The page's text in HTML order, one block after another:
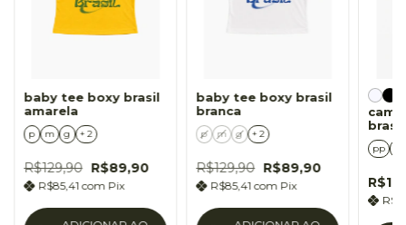
baby tee boxy brasil
amarela
p m g + 2
R$129,90 R$89,90
R$85,41 com Pix
baby tee boxy brasil
branca
p m g + 2
R$129,90 R$89,90
R$85,41com Pix
brasil
pp